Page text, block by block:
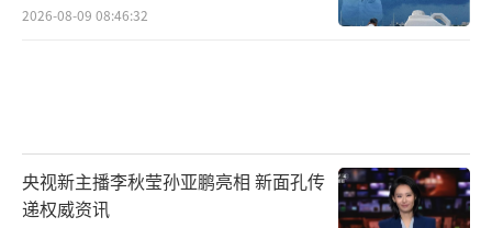
2026-08-09 08:46:32
央视新主播李秋莹孙亚鹏亮相 新面孔传
递权威资讯